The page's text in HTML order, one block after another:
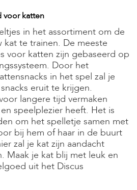
voor katten
in het assortiment om de
kat te trainen. De meeste
voor katten zijn gebaseerd op
Door het
in het spel zal je
eruit te krijgen.
langere tijd vermaken
speelplezier heeft. Het is
om het spelletje samen met
bij hem of haar in de buurt
zal je kat zijn aandacht
Maak je kat blij met leuk en
uit het Discus